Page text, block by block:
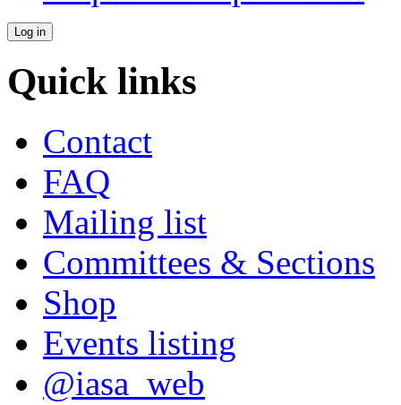
Quick links
Contact
FAQ
Mailing list
Committees & Sections
Shop
Events listing
@iasa_web